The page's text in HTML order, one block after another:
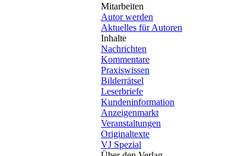
Mitarbeiten
Autor werden
Aktuelles für Autoren
Inhalte
Nachrichten
Kommentare
Praxiswissen
Bilderrätsel
Leserbriefe
Kundeninformation
Anzeigenmarkt
Veranstaltungen
Originaltexte
VJ Spezial